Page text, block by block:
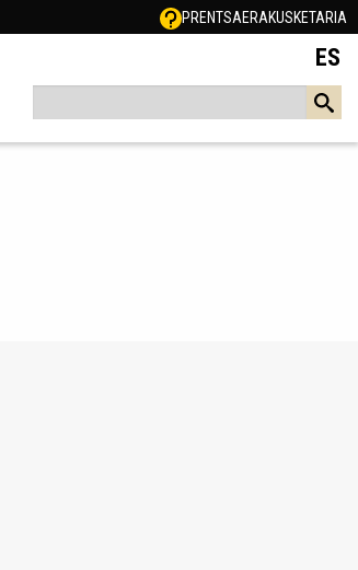
PRENTSAERAKUSKETARIA
ES